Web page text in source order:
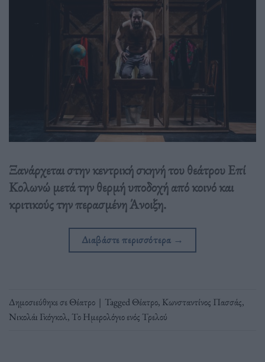
Ξανάρχεται στην κεντρική σκηνή του θεάτρου Επί
Κολωνώ μετά την θερμή υποδοχή από κοινό και
κριτικούς την περασμένη Άνοιξη.
Διαβάστε περισσότερα →
Δημοσιεύθηκε σεΘέατρο | TaggedΘέατρο, Κωνσταντίνος Πασσάς,
Νικολάι Γκόγκολ, Το Ημερολόγιο ενός Τρελού